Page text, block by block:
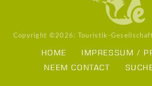
Copyright ©2026: Touristik-
HOME
IMPRESSUM /
NEEM CONTACT